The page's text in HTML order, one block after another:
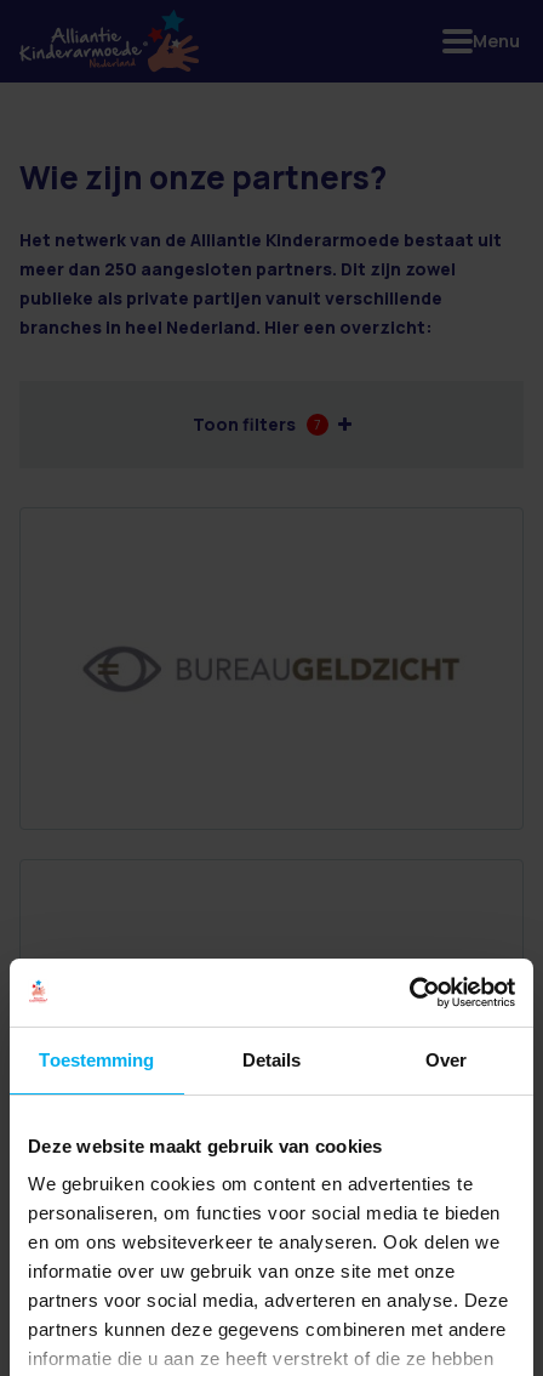
Toestemming Details Over
Deze website maakt gebruik van cookies
We gebruiken cookies om content en advertenties te
personaliseren, om functies voor social media te bieden
en om ons websiteverkeer te analyseren. Ook delen we
informatie over uw gebruik van onze site met onze
partners voor social media, adverteren en analyse. Deze
partners kunnen deze gegevens combineren met andere
informatie die u aan ze heeft verstrekt of die ze hebben
4 resultaten
Wie zijn onze partners?
Het netwerk van de Alliantie Kinderarmoede bestaat uit
meer dan 250 aangesloten partners. Dit zijn zowel
publieke als private partijen vanuit verschillende
branches in heel Nederland. Hier een overzicht:
Toon filters 7
Menu